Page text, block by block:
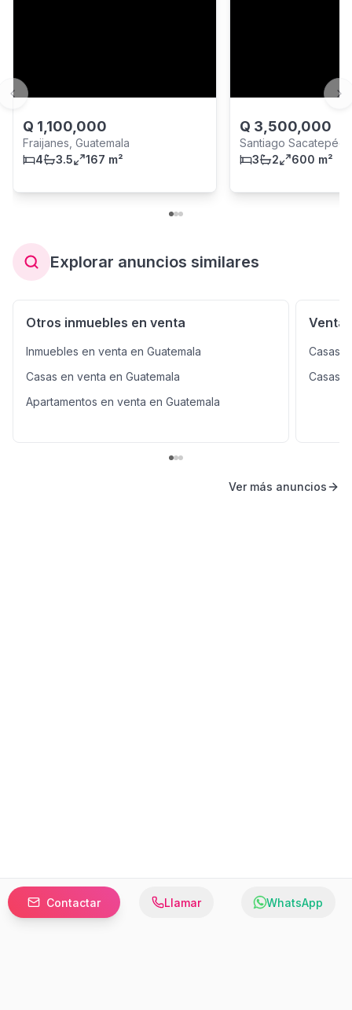
Contactar Llamar WhatsApp
Q 1,100,000
Fraijanes, Guatemala
4
3.5 167 m²
Q 3,500,000
Santiago
Sacatepéquez
3 2 600 m²
Previous slide
Explorar anuncios similares
Otros inmuebles en venta
Inmuebles en venta en Guatemala
Casas en venta en Guatemala
Apartamentos en venta en Guatemala
Venta
Casas
Casas
Ver más anuncios